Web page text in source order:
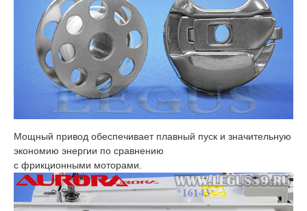
Мощный привод обеспечивает плавный пуск и значительную
экономию энергии по сравнению
с фрикционными моторами.